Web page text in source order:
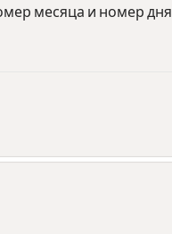
месяца и номер дня.